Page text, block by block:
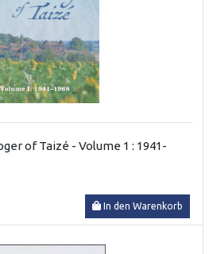
of Taizé - Volume 1 : 1941-
In den Warenkorb